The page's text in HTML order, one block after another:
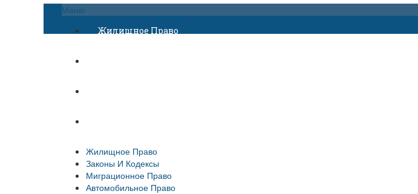
Меню
Жилищное Право
Жилищное Право
Законы И Кодексы
Миграционное Право
Автомобильное Право